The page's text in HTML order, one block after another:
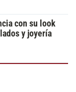
con su look
y joyería